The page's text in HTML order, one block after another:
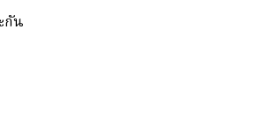
กัน